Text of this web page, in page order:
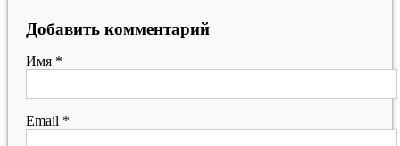
Добавить комментарий
Имя *
Email *